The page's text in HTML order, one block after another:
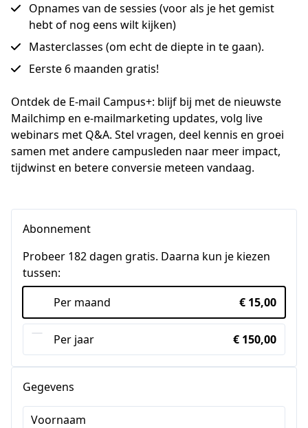
Opnames van de sessies (voor als je het gemist
hebt of nog eens wilt kijken)
Masterclasses (om echt de diepte in te gaan).
Eerste 6 maanden gratis!
Ontdek de E-mail Campus+: blijf bij met de nieuwste
Mailchimp en e-mailmarketing updates, volg live
webinars met Q&A. Stel vragen, deel kennis en groei
samen met andere campusleden naar meer impact,
tijdwinst en betere conversie meteen vandaag.
Abonnement
Probeer 182 dagen gratis. Daarna kun je kiezen
tussen:
Per maand
€ 15,00
Per jaar € 150,00
Gegevens
Voornaam